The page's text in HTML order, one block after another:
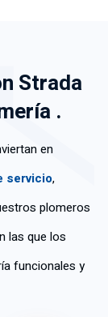
Strada
.
en
servicio,
plomeros
las que los
funcionales y